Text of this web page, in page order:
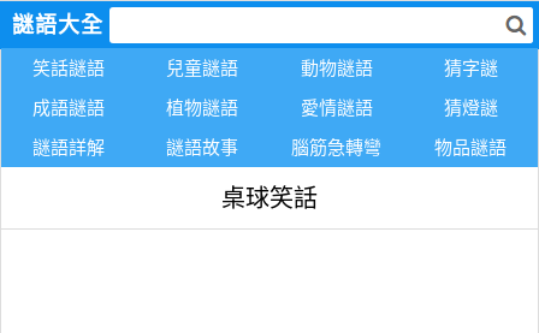
謎語大全
笑話謎語 兒童謎語 動物謎語
猜字謎
成語謎語
植物謎語 愛情謎語
猜燈謎
謎語詳解
謎語故事 腦筋急轉彎 物品謎語
桌球笑話